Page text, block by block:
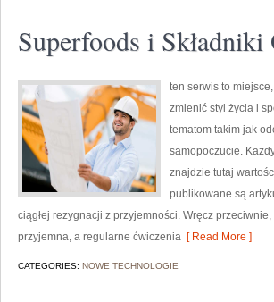
Superfoods i Składniki
ten serwis to
zmienić styl życia i
tematom takim jak
samopoczucie.
znajdzie tutaj
publikowane są
ciągłej rezygnacji z przyjemności. Wręcz
przyjemna, a regularne ćwiczenia [ Read More ]
CATEGORIES: NOWE TECHNOLOGIE